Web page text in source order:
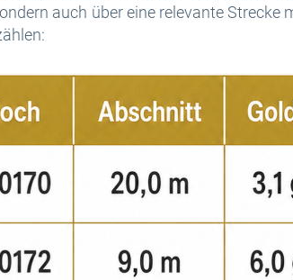
auch über eine relevante